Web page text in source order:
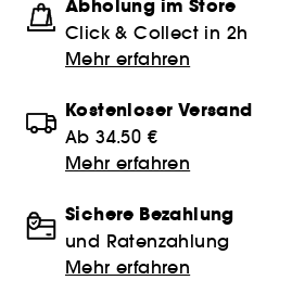
Abholung im Store
Click & Collect in 2h
Mehr erfahren
Kostenloser Versand
Ab 34.50 €
Mehr erfahren
Sichere Bezahlung
und Ratenzahlung
Mehr erfahren